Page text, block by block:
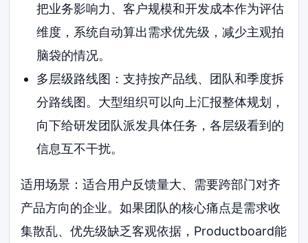
把业务影响力、客户规模和开发成本作为评估
维度，系统自动算出需求优先级，减少主观拍
脑袋的情况。
多层级路线图：支持按产品线、团队和季度拆
分路线图。大型组织可以向上汇报整体规划，
向下给研发团队派发具体任务，各层级看到的
信息互不干扰。
适用场景：适合用户反馈量大、需要跨部门对齐
产品方向的企业。如果团队的核心痛点是需求收
集散乱、优先级缺乏客观依据，Productboard能